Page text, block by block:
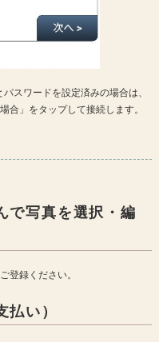
スワードを設定済みの場合は、
合」をタップして接続します。
で写真を選択・編
登録ください。
い）